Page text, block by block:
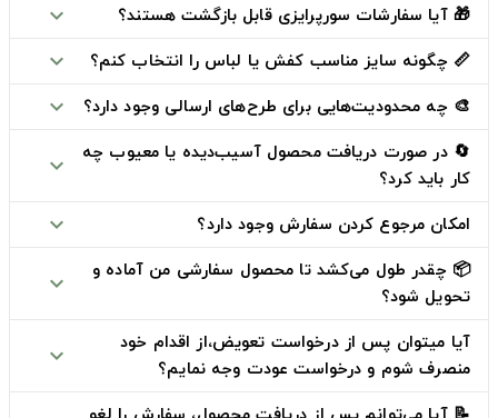
🎁 آیا سفارشات سورپرایزی قابل بازگشت هستند؟ expand_more
📏 چگونه سایز مناسب کفش یا لباس را انتخاب کنم؟ expand_more
🎨 چه محدودیت‌هایی برای طرح‌های ارسالی وجود دارد؟ expand_more
🔄 در صورت دریافت محصول آسیب‌دیده یا معیوب چه
کار باید کرد؟
expand_more
امکان مرجوع کردن سفارش وجود دارد؟ expand_more
📦 چقدر طول می‌کشد تا محصول سفارشی من آماده و
تحویل شود؟
expand_more
آیا میتوان پس از درخواست تعویض،از اقدام خود
منصرف شوم و درخواست عودت وجه نمایم؟
expand_more